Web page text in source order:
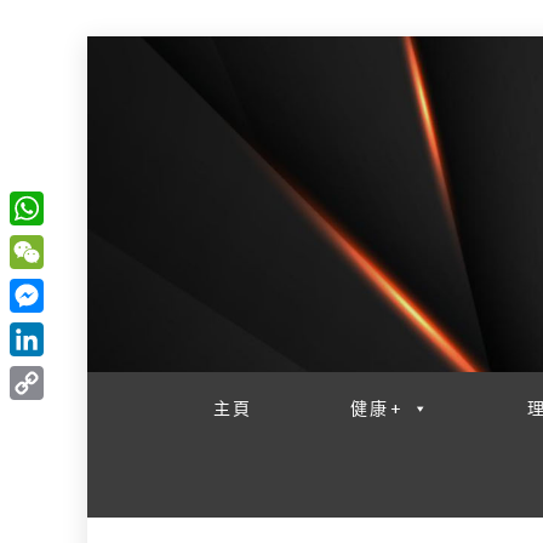
主頁 健康+
W
h
a
t
s
W
e
C
h
M
e
s
L
i